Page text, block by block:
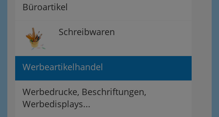
Büroartikel
Schreibwaren
Werbeartikelhandel
Werbedrucke, Beschriftungen,
Werbedisplays...